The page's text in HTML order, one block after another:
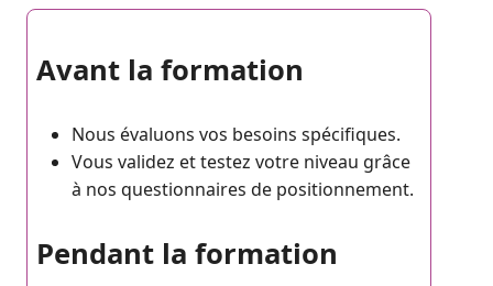
Avant la formation
Nous évaluons vos besoins spécifiques.
Vous validez et testez votre niveau grâce
à nos questionnaires de positionnement.
Pendant la formation